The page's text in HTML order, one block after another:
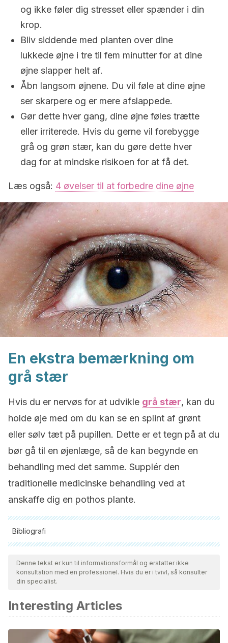
og ikke føler dig stresset eller spænder i din
krop.
Bliv siddende med planten over dine
lukkede øjne i tre til fem minutter for at dine
øjne slapper helt af.
Åbn langsom øjnene. Du vil føle at dine øjne
ser skarpere og er mere afslappede.
Gør dette hver gang, dine øjne føles trætte
eller irriterede. Hvis du gerne vil forebygge
grå og grøn stær, kan du gøre dette hver
dag for at mindske risikoen for at få det.
Læs også: 4 øvelser til at forbedre dine øjne
En ekstra bemærkning om
grå stær
Hvis du er nervøs for at udvikle grå stær, kan du
holde øje med om du kan se en splint af grønt
eller sølv tæt på pupillen. Dette er et tegn på at du
bør gå til en øjenlæge, så de kan begynde en
behandling med det samme. Supplér den
traditionelle medicinske behandling ved at
anskaffe dig en pothos plante.
Bibliografi
Alle citerede kilder blev grundigt gennemgået af vores team
for at sikre deres kvalitet, pålidelighed, aktualitet og validitet.
Bibliografien i denne artikel blev betragtet som pålidelig og af
J Hazard Mater. Xu Z, Wang L, Hou H. Department of
Environmental Science and Engineering, Beijing University
of Chemical Technology, China. Formaldehyde removal by
Denne tekst er kun til informationsformål og erstatter ikke
konsultation med en professionel. Hvis du er i tvivl, så konsulter
din specialist.
Interesting Articles